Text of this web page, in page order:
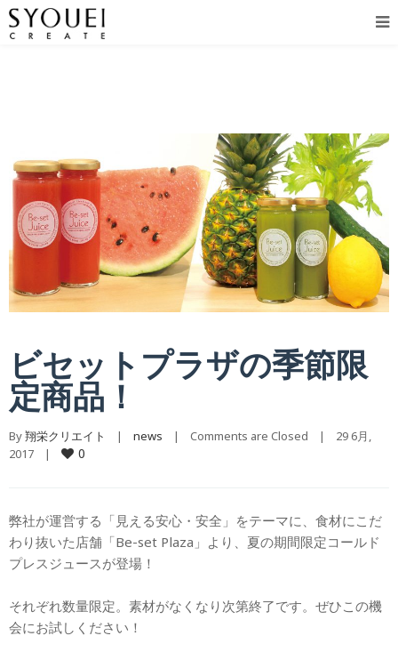
ビセットプラザの季節限
定商品！
By 翔栄クリエイト
    |
news
    |
Comments are Closed
    |    29 6月,
2017    |
0
弊社が運営する「見える安心・安全」をテーマに、食材にこだ
わり抜いた店舗「Be-set Plaza」より、夏の期間限定コールド
プレスジュースが登場！
それぞれ数量限定。素材がなくなり次第終了です。ぜひこの機
会にお試しください！